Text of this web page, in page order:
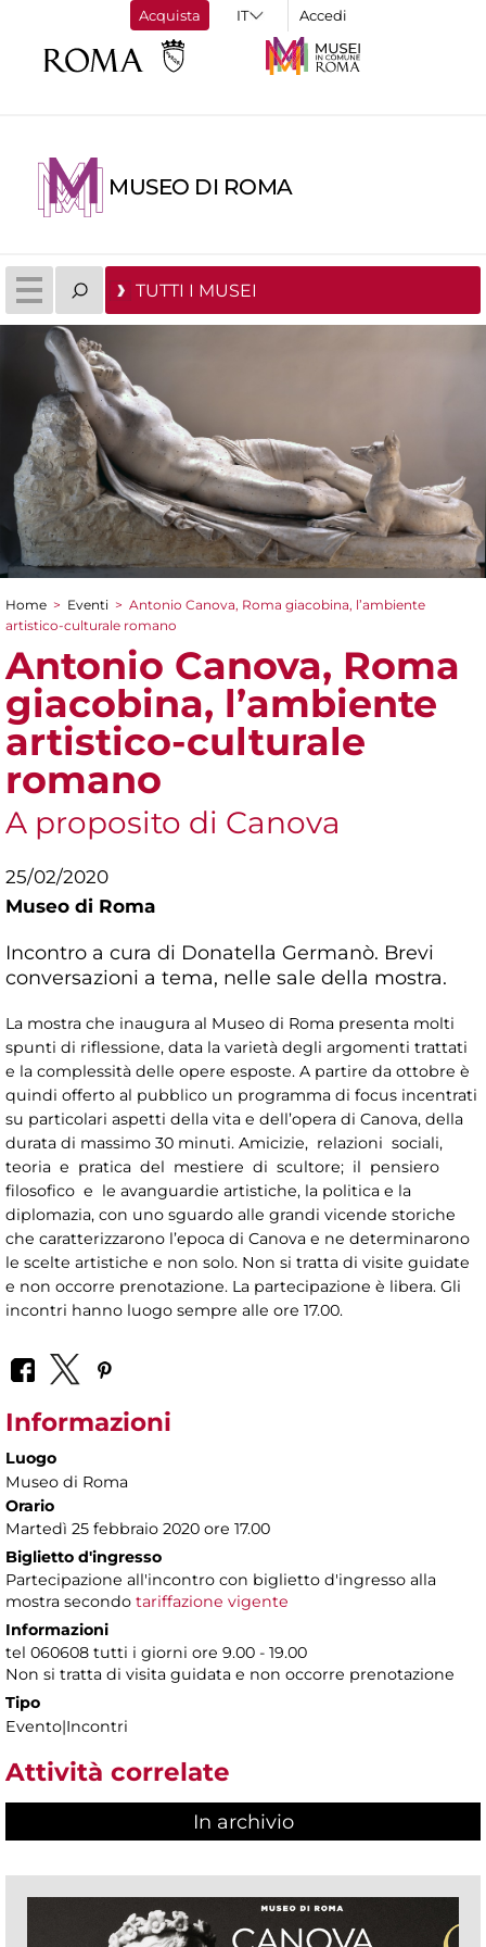
Acquista Accedi
MUSEO DI ROMA
TUTTI I MUSEI
Tu sei qui
Home > Eventi > Antonio Canova, Roma giacobina, l’ambiente
artistico-culturale romano
Antonio Canova, Roma
giacobina, l’ambiente
artistico-culturale
romano
A proposito di Canova
25/02/2020
Museo di Roma
Incontro a cura di Donatella Germanò. Brevi
conversazioni a tema, nelle sale della mostra.
La mostra che inaugura al Museo di Roma presenta molti
spunti di riflessione, data la varietà degli argomenti trattati
e la complessità delle opere esposte. A partire da ottobre è
quindi offerto al pubblico un programma di focus incentrati
su particolari aspetti della vita e dell’opera di Canova, della
durata di massimo 30 minuti. Amicizie, relazioni sociali,
teoria e pratica del mestiere di scultore; il pensiero
filosofico e le avanguardie artistiche, la politica e la
diplomazia, con uno sguardo alle grandi vicende storiche
che caratterizzarono l’epoca di Canova e ne determinarono
le scelte artistiche e non solo. Non si tratta di visite guidate
e non occorre prenotazione. La partecipazione è libera. Gli
incontri hanno luogo sempre alle ore 17.00.
Informazioni
Luogo
Museo di Roma
Orario
Martedì 25 febbraio 2020 ore 17.00
Biglietto d'ingresso
Partecipazione all'incontro con biglietto d'ingresso alla
mostra secondo tariffazione vigente
Informazioni
tel 060608 tutti i giorni ore 9.00 - 19.00
Non si tratta di visita guidata e non occorre prenotazione
Tipo
Evento|Incontri
Attività correlate
In archivio